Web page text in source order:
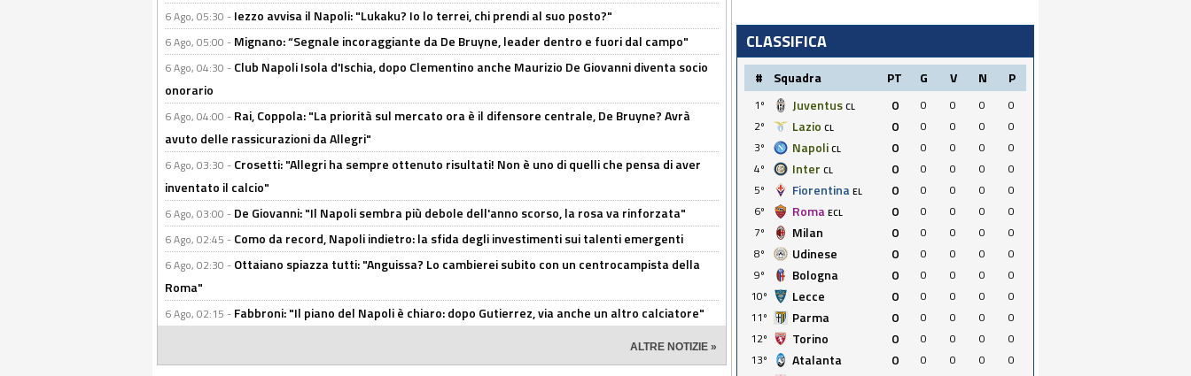
6 Ago, 05:30 - Iezzo avvisa il Napoli: "Lukaku? Io lo terrei, chi prendi al suo posto?"
6 Ago, 05:00 - Mignano: “Segnale incoraggiante da De Bruyne, leader dentro e fuori dal campo"
6 Ago, 04:30 - Club Napoli Isola d'Ischia, dopo Clementino anche Maurizio De Giovanni diventa socio
onorario
6 Ago, 04:00 - Rai, Coppola: "La priorità sul mercato ora è il difensore centrale, De Bruyne? Avrà
avuto delle rassicurazioni da Allegri"
6 Ago, 03:30 - Crosetti: "Allegri ha sempre ottenuto risultati! Non è uno di quelli che pensa di aver
inventato il calcio"
6 Ago, 03:00 - De Giovanni: "Il Napoli sembra più debole dell'anno scorso, la rosa va rinforzata"
6 Ago, 02:45 - Como da record, Napoli indietro: la sfida degli investimenti sui talenti emergenti
6 Ago, 02:30 - Ottaiano spiazza tutti: "Anguissa? Lo cambierei subito con un centrocampista della
Roma"
6 Ago, 02:15 - Fabbroni: "Il piano del Napoli è chiaro: dopo Gutierrez, via anche un altro calciatore"
ALTRE NOTIZIE »
CLASSIFICA
# Squadra PT G V N P
1º Juventus CL 0 0 0 0
0
2º
Lazio CL 0 0 0 0
0
3º
Napoli CL 0 0 0 0
0
4º
Inter CL 0 0 0 0
0
5º
Fiorentina EL 0 0 0 0
0
6º
Roma ECL 0 0 0 0
0
7º
Milan 0 0 0 0
0
8º
Udinese 0 0 0 0
0
9º
Bologna 0 0 0 0
0
10º
Lecce 0 0 0 0
0
11º
Parma 0 0 0 0
0
12º
Torino 0 0 0 0
0
13º
Atalanta 0 0 0 0
0